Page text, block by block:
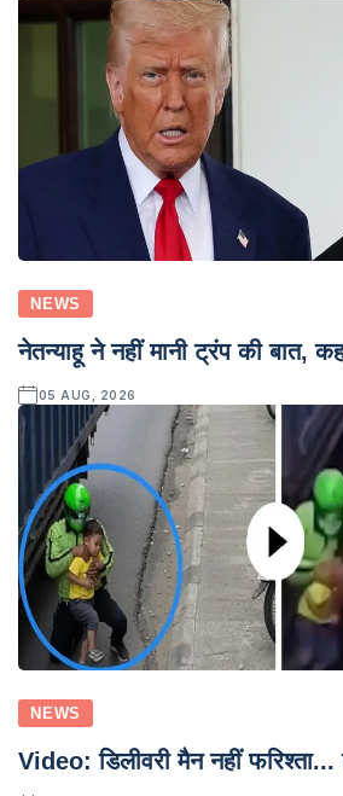
NEWS
नेतन्याहू ने नहीं मानी ट्रंप की बात,
05 AUG, 2026
NEWS
Video: डिलीवरी मैन नहीं